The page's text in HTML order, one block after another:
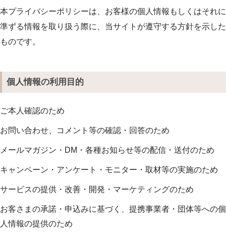
本プライバシーポリシーは、お客様の個人情報もしくはそれに
準ずる情報を取り扱う際に、当サイトが遵守する方針を示した
ものです。
個人情報の利用目的
ご本人確認のため
お問い合わせ、コメント等の確認・回答のため
メールマガジン・DM・各種お知らせ等の配信・送付のため
キャンペーン・アンケート・モニター・取材等の実施のため
サービスの提供・改善・開発・マーケティングのため
お客さまの承諾・申込みに基づく、提携事業者・団体等への個
人情報の提供のため